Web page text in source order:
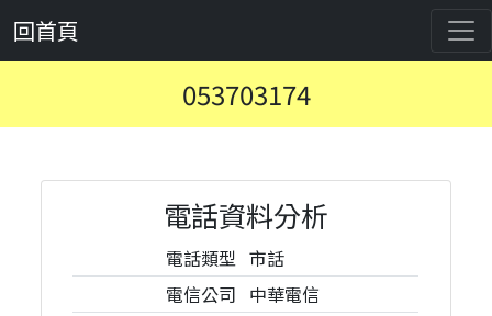
回首頁
053703174
電話資料分析
電話類型 市話
電信公司 中華電信